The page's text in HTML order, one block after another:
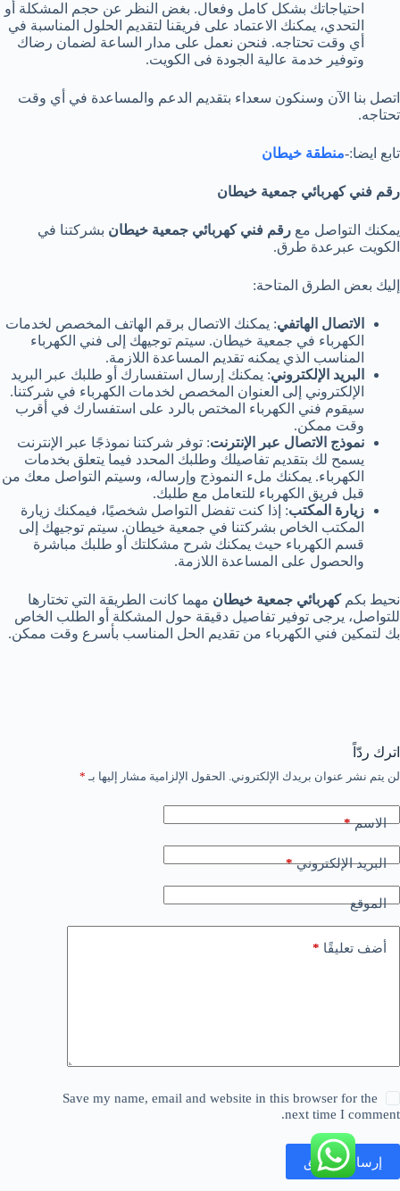
احتياجاتك بشكل كامل وفعال. بغض النظر عن حجم المشكلة أو
التحدي، يمكنك الاعتماد على فريقنا لتقديم الحلول المناسبة في
أي وقت تحتاجه. فنحن نعمل على مدار الساعة لضمان رضاك
وتوفير خدمة عالية الجودة فى الكويت.
اتصل بنا الآن وسنكون سعداء بتقديم الدعم والمساعدة في أي وقت
تحتاجه.
تابع ايضا:-منطقة خيطان
رقم فني كهربائي جمعية خيطان
يمكنك التواصل مع رقم فني كهربائي جمعية خيطان بشركتنا في
الكويت عبرعدة طرق.
إليك بعض الطرق المتاحة:
الاتصال الهاتفي: يمكنك الاتصال برقم الهاتف المخصص لخدمات
الكهرباء في جمعية خيطان. سيتم توجيهك إلى فني الكهرباء
المناسب الذي يمكنه تقديم المساعدة اللازمة.
البريد الإلكتروني: يمكنك إرسال استفسارك أو طلبك عبر البريد
الإلكتروني إلى العنوان المخصص لخدمات الكهرباء في شركتنا.
سيقوم فني الكهرباء المختص بالرد على استفسارك في أقرب
وقت ممكن.
نموذج الاتصال عبر الإنترنت: توفر شركتنا نموذجًا عبر الإنترنت
يسمح لك بتقديم تفاصيلك وطلبك المحدد فيما يتعلق بخدمات
الكهرباء. يمكنك ملء النموذج وإرساله، وسيتم التواصل معك من
قبل فريق الكهرباء للتعامل مع طلبك.
زيارة المكتب: إذا كنت تفضل التواصل شخصيًا، فيمكنك زيارة
المكتب الخاص بشركتنا في جمعية خيطان. سيتم توجيهك إلى
قسم الكهرباء حيث يمكنك شرح مشكلتك أو طلبك مباشرة
والحصول على المساعدة اللازمة.
نحيط بكمكهربائي جمعية خيطان مهما كانت الطريقة التي تختارها
للتواصل، يرجى توفير تفاصيل دقيقة حول المشكلة أو الطلب الخاص
بك لتمكين فني الكهرباء من تقديم الحل المناسب بأسرع وقت ممكن.
اترك ردّاً
لن يتم نشر عنوان بريدك الإلكتروني. الحقول الإلزامية مشار إليها بـ *
الاسم*
البريد الإلكتروني*
الموقع
أضف تعليقًا *
Save my name, email and website in this browser for the
next time I comment.
إرسال التعليق